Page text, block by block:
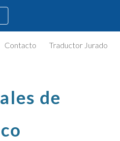
to navigation
Contacto Traductor Jurado
de